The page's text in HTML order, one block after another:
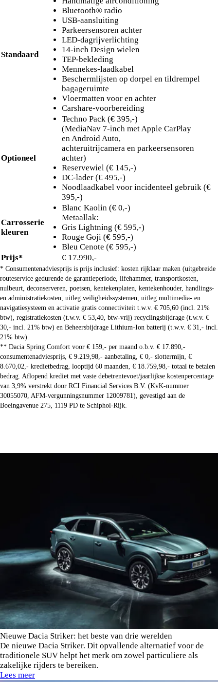
Standaard
Bluetooth® radio
USB-aansluiting
Parkeersensoren achter
LED-dagrijverlichting
14-inch Design wielen
TEP-bekleding
Mennekes-laadkabel
Beschermlijsten op dorpel en tildrempel
bagageruimte
Vloermatten voor en achter
Carshare-voorbereiding
Optioneel
Techno Pack (€ 395,-)
(MediaNav 7-inch met Apple CarPlay
en Android Auto,
achteruitrijcamera en parkeersensoren
achter)
Reservewiel (€ 145,-)
DC-lader (€ 495,-)
Noodlaadkabel voor incidenteel gebruik (€
395,-)
Carrosserie
kleuren
Blanc Kaolin (€ 0,-)
Metaallak:
Gris Lightning (€ 595,-)
Rouge Goji (€ 595,-)
Bleu Cenote (€ 595,-)
Prijs*
€ 17.990,-
* Consumentenadviesprijs is prijs inclusief: kosten rijklaar maken (uitgebreide
routeservice gedurende de garantieperiode, lifehammer, transportkosten,
nulbeurt, deconserveren, poetsen, kentekenplaten, kentekenhouder, handlings-
en administratiekosten, uitleg veiligheidssystemen, uitleg multimedia- en
navigatiesysteem en activatie gratis connectiviteit t.w.v. € 705,60 (incl. 21%
btw), registratiekosten (t.w.v. € 53,40, btw-vrij) recyclingsbijdrage (t.w.v. €
30,- incl. 21% btw) en Beheersbijdrage Lithium-Ion batterij (t.w.v. € 31,- incl.
21% btw).
** Dacia Spring Comfort voor € 159,- per maand o.b.v. € 17.890,-
consumentenadviesprijs, € 9.219,98,- aanbetaling, € 0,- slottermijn, €
8.670,02,- kredietbedrag, looptijd 60 maanden, € 18.759,98,- totaal te betalen
bedrag. Aflopend krediet met vaste debetrentevoet/jaarlijkse kostenpercentage
van 3,9% verstrekt door RCI Financial Services B.V. (KvK-nummer
30055070, AFM-vergunningsnummer 12009781), gevestigd aan de
Boeingavenue 275, 1119 PD te Schiphol-Rijk.
Nieuwe Dacia Striker: het beste van drie werelden
De nieuwe Dacia Striker. Dit opvallende alternatief voor de
traditionele SUV helpt het merk om zowel particuliere als
zakelijke rijders te bereiken.
Lees meer